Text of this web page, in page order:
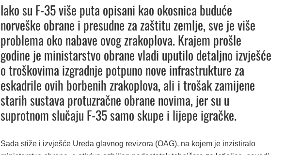
Iako su F-35 više puta opisani kao okosnica buduće
norveške obrane i presudne za zaštitu zemlje, sve je više
problema oko nabave ovog zrakoplova. Krajem prošle
godine je ministarstvo obrane vladi uputilo detaljno izvješće
o troškovima izgradnje potpuno nove infrastrukture za
eskadrile ovih borbenih zrakoplova, ali i trošak zamijene
starih sustava protuzračne obrane novima, jer su u
suprotnom slučaju F-35 samo skupe i lijepe igračke.
Sada stiže i izvješće Ureda glavnog revizora (OAG), na kojem je inzistiralo